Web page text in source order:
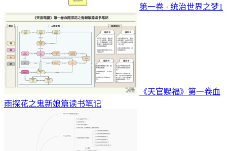
第一卷 · 统治世界之梦1
《天官赐福》第一卷血
雨探花之鬼新娘篇读书笔记